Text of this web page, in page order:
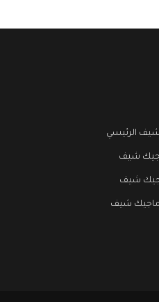
الرئيسي
شيف
شيف
ماجيك شيف